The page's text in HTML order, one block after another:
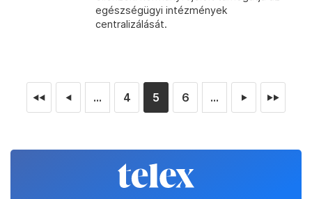
egészségügyi intézmények
centralizálását.
◄◄ ◄ ... 4 5 6 ... ► ►►